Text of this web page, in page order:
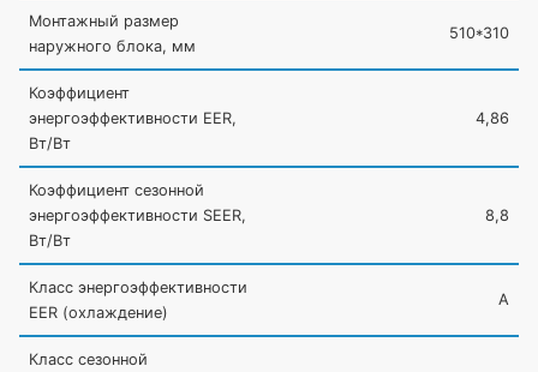
Монтажный размер
наружного блока, мм
510*310
Коэффициент
энергоэффективности EER,
Вт/Вт
4,86
Коэффициент сезонной
энергоэффективности SEER,
Вт/Вт
8,8
Класс энергоэффективности
EER (охлаждение)
A
Класс сезонной